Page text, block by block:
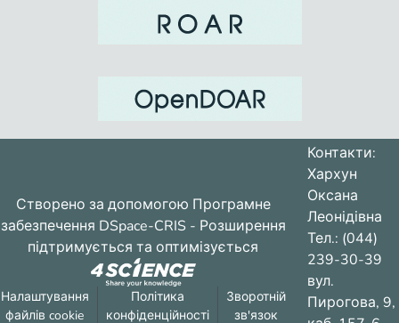
Створено за допомогою Програмне
забезпечення DSpace-CRIS - Розширення
підтримується та оптимізується
Налаштування
файлів cookie
Політика
конфіденційності
Зворотній
зв'язок
Контакти:
Хархун
Оксана
Леонідівна
Тел.: (044)
239-30-39
вул.
Пирогова, 9,